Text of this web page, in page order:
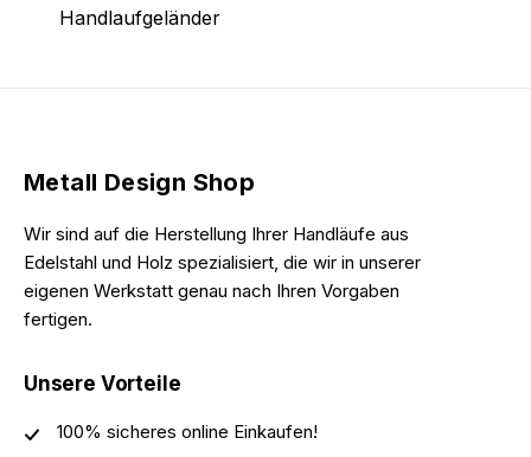
Handlaufgeländer
Metall Design Shop
Wir sind auf die Herstellung Ihrer Handläufe aus
Edelstahl und Holz spezialisiert, die wir in unserer
eigenen Werkstatt genau nach Ihren Vorgaben
fertigen.
Unsere Vorteile
100% sicheres online Einkaufen!